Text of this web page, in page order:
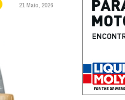
21 Maio, 2026